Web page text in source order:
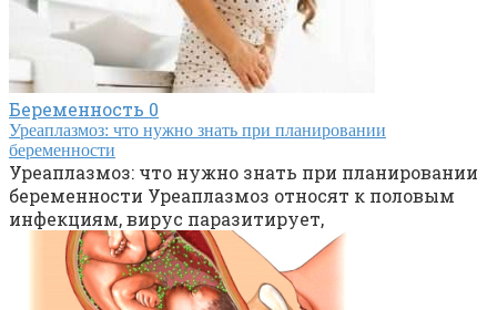
Беременность 0
Уреаплазмоз: что нужно знать при планировании
беременности
Уреаплазмоз: что нужно знать при планировании
беременности Уреаплазмоз относят к половым
инфекциям, вирус паразитирует,